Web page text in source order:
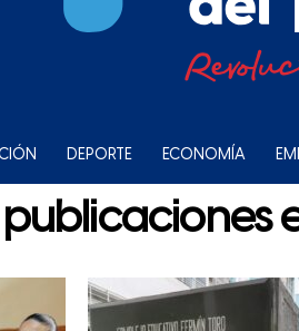
DEPORTE ECONOMÍA